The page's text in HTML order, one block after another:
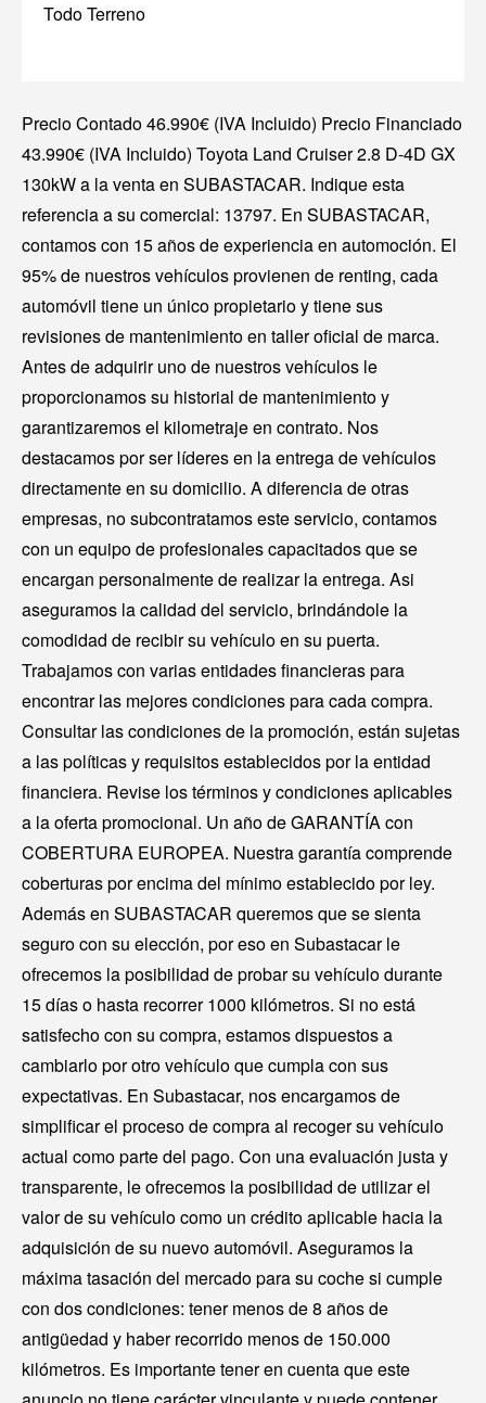
Todo Terreno
Precio Contado 46.990€ (IVA Incluido) Precio Financiado
43.990€ (IVA Incluido) Toyota Land Cruiser 2.8 D-4D GX
130kW a la venta en SUBASTACAR. Indique esta
referencia a su comercial: 13797. En SUBASTACAR,
contamos con 15 años de experiencia en automoción. El
95% de nuestros vehículos provienen de renting, cada
automóvil tiene un único propietario y tiene sus
revisiones de mantenimiento en taller oficial de marca.
Antes de adquirir uno de nuestros vehículos le
proporcionamos su historial de mantenimiento y
garantizaremos el kilometraje en contrato. Nos
destacamos por ser líderes en la entrega de vehículos
directamente en su domicilio. A diferencia de otras
empresas, no subcontratamos este servicio, contamos
con un equipo de profesionales capacitados que se
encargan personalmente de realizar la entrega. Asi
aseguramos la calidad del servicio, brindándole la
comodidad de recibir su vehículo en su puerta.
Trabajamos con varias entidades financieras para
encontrar las mejores condiciones para cada compra.
Consultar las condiciones de la promoción, están sujetas
a las políticas y requisitos establecidos por la entidad
financiera. Revise los términos y condiciones aplicables
a la oferta promocional. Un año de GARANTÍA con
COBERTURA EUROPEA. Nuestra garantía comprende
coberturas por encima del mínimo establecido por ley.
Además en SUBASTACAR queremos que se sienta
seguro con su elección, por eso en Subastacar le
ofrecemos la posibilidad de probar su vehículo durante
15 días o hasta recorrer 1000 kilómetros. Si no está
satisfecho con su compra, estamos dispuestos a
cambiarlo por otro vehículo que cumpla con sus
expectativas. En Subastacar, nos encargamos de
simplificar el proceso de compra al recoger su vehículo
actual como parte del pago. Con una evaluación justa y
transparente, le ofrecemos la posibilidad de utilizar el
valor de su vehículo como un crédito aplicable hacia la
adquisición de su nuevo automóvil. Aseguramos la
máxima tasación del mercado para su coche si cumple
con dos condiciones: tener menos de 8 años de
antigüedad y haber recorrido menos de 150.000
kilómetros. Es importante tener en cuenta que este